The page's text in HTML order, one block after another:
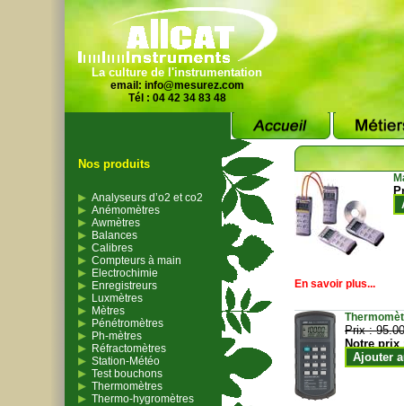
La culture de l'instrumentation
email: info@mesurez.com
Tél : 04 42 34 83 48
Nos produits
Analyseurs d’o2 et co2
Anémomètres
Awmètres
Balances
Calibres
Compteurs à main
Electrochimie
Enregistreurs
Luxmètres
Mètres
Pénétromètres
Ph-mètres
Réfractomètres
Station-Météo
Test bouchons
Thermomètres
Thermo-hygromètres
En savoir plus...
Prix :
Notre
Ajouter